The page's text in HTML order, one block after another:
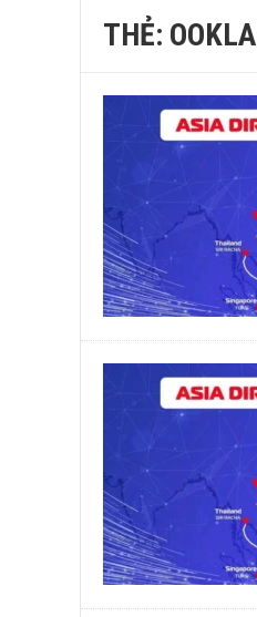
THẺ: OOKLA